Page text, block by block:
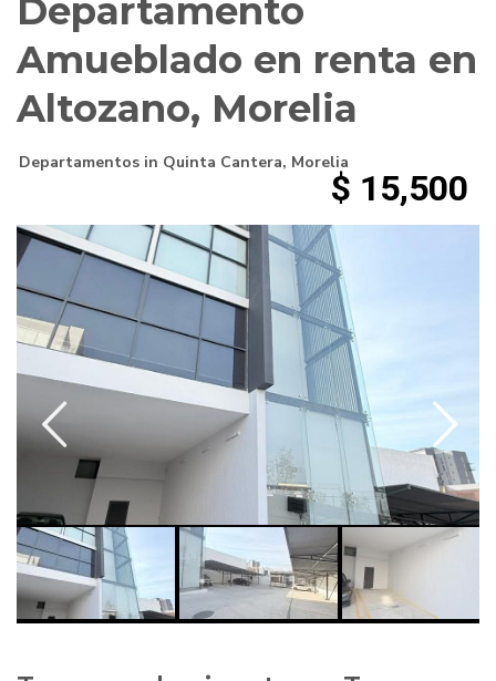
Departamento
Amueblado en renta en
Altozano, Morelia
Departamentos in Quinta Cantera, Morelia
$ 15,500